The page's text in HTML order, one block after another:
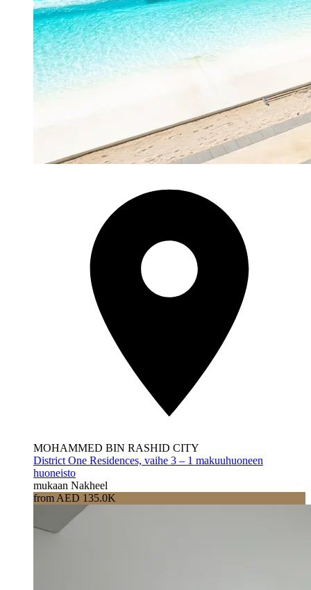
MOHAMMED BIN RASHID CITY
District One Residences, vaihe 3 – 1 makuuhuoneen
huoneisto
mukaan Nakheel
from AED 135.0K